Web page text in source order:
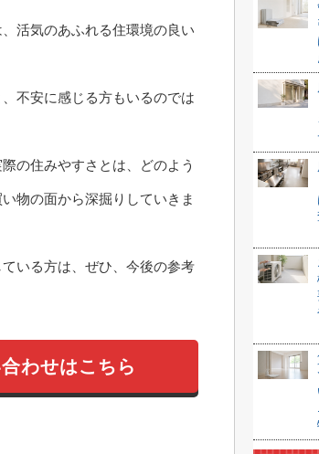
活気のあふれる住環境の良い
不安に感じる方もいるのでは
の住みやすさとは、どのよう
物の面から深掘りしていきま
いる方は、ぜひ、今後の参考
わせはこちら